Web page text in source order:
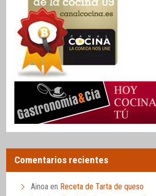
Comentarios recientes
Ainoa en Receta de Tarta de queso